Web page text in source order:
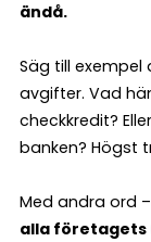
ändå.
Säg till
avgifter. Vad
checkkredit?
banken? Högst
Med andra ord –
alla företagets